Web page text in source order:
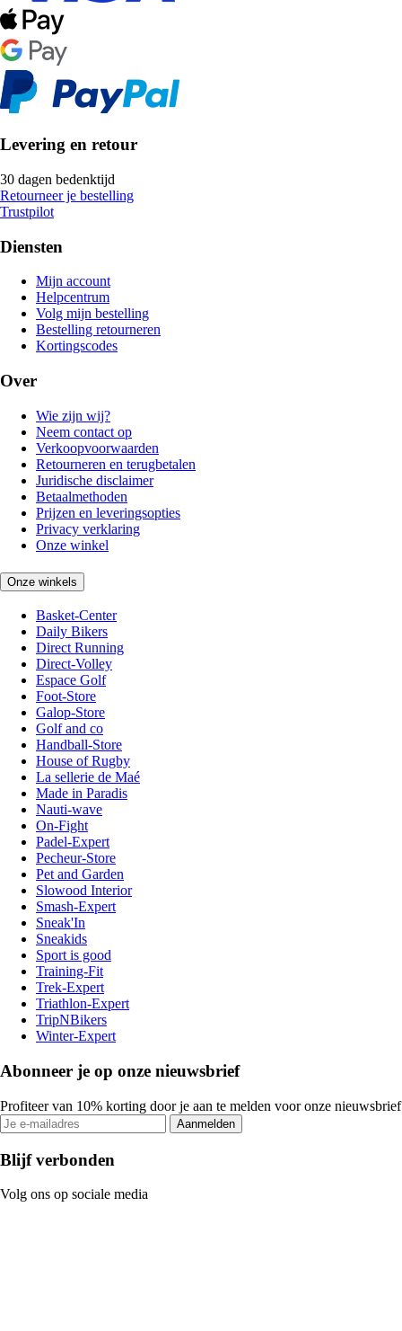
Levering en retour
30 dagen bedenktijd
Retourneer je bestelling
Trustpilot
Diensten
Mijn account
Helpcentrum
Volg mijn bestelling
Bestelling retourneren
Kortingscodes
Over
Wie zijn wij?
Neem contact op
Verkoopvoorwaarden
Retourneren en terugbetalen
Juridische disclaimer
Betaalmethoden
Prijzen en leveringsopties
Privacy verklaring
Onze winkel
Onze winkels
Basket-Center
Daily Bikers
Direct Running
Direct-Volley
Espace Golf
Foot-Store
Galop-Store
Golf and co
Handball-Store
House of Rugby
La sellerie de Maé
Made in Paradis
Nauti-wave
On-Fight
Padel-Expert
Pecheur-Store
Pet and Garden
Slowood Interior
Smash-Expert
Sneak'In
Sneakids
Sport is good
Training-Fit
Trek-Expert
Triathlon-Expert
TripNBikers
Winter-Expert
Abonneer je op onze nieuwsbrief
Profiteer van 10% korting door je aan te melden voor onze nieuwsbrief
Aanmelden
Blijf verbonden
Volg ons op sociale media